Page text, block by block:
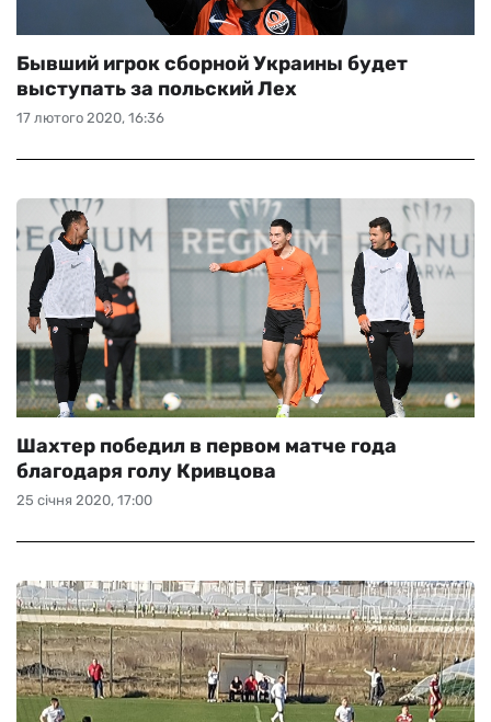
17 лютого 2020, 16:36
Бывший игрок сборной Украины будет
выступать за польский Лех
25 січня 2020, 17:00
Шахтер победил в первом матче года
благодаря голу Кривцова